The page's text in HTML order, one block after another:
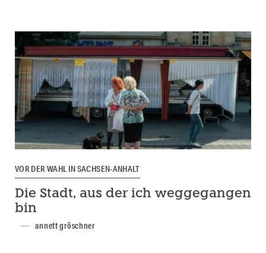
VOR DER WAHL IN SACHSEN-ANHALT
Die Stadt, aus der ich weggegangen
bin
annett gröschner